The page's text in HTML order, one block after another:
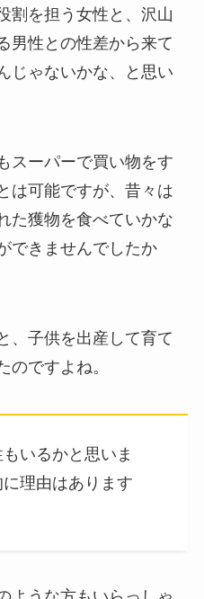
割を担う女性と、沢山
男性との性差から来て
じゃないかな、と思い
スーパーで買い物をす
は可能ですが、昔々は
た獲物を食べていかな
できませんでしたか
、子供を出産して育て
のですよね。
いるかと思いま
理由はあります